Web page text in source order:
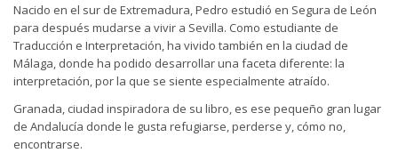
Nacido en el sur de Extremadura, Pedro estudió en Segura de León
para después mudarse a vivir a Sevilla. Como estudiante de
Traducción e Interpretación, ha vivido también en la ciudad de
Málaga, donde ha podido desarrollar una faceta diferente: la
interpretación, por la que se siente especialmente atraído.
Granada, ciudad inspiradora de su libro, es ese pequeño gran lugar
de Andalucía donde le gusta refugiarse, perderse y, cómo no,
encontrarse.